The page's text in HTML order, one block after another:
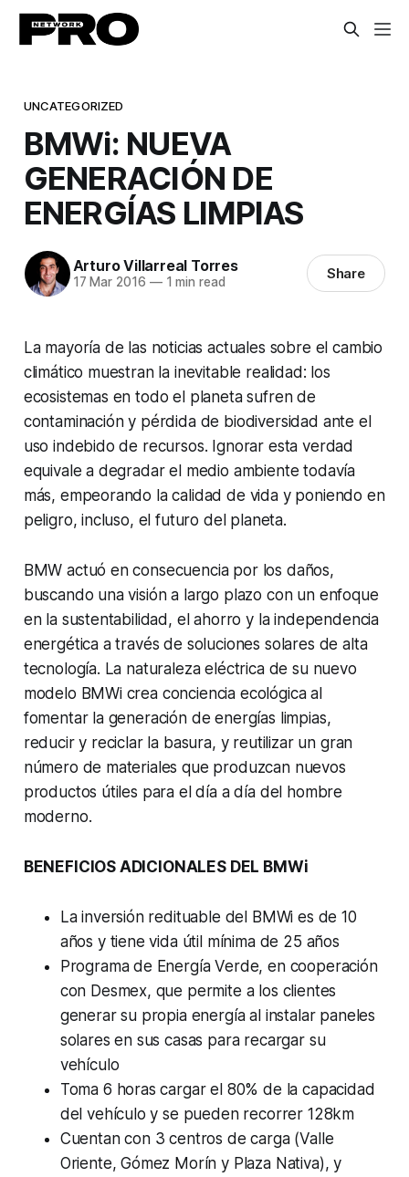
UNCATEGORIZED
BMWi: NUEVA
GENERACIÓN DE
ENERGÍAS LIMPIAS
Arturo Villarreal Torres
17 Mar 2016 —1 min read Share
La mayoría de las noticias actuales sobre el cambio
climático muestran la inevitable realidad: los
ecosistemas en todo el planeta sufren de
contaminación y pérdida de biodiversidad ante el
uso indebido de recursos. Ignorar esta verdad
equivale a degradar el medio ambiente todavía
más, empeorando la calidad de vida y poniendo en
peligro, incluso, el futuro del planeta.
BMW actuó en consecuencia por los daños,
buscando una visión a largo plazo con un enfoque
en la sustentabilidad, el ahorro y la independencia
energética a través de soluciones solares de alta
tecnología. La naturaleza eléctrica de su nuevo
modelo BMWi crea conciencia ecológica al
fomentar la generación de energías limpias,
reducir y reciclar la basura, y reutilizar un gran
número de materiales que produzcan nuevos
productos útiles para el día a día del hombre
moderno.
BENEFICIOS ADICIONALES DEL BMWi
La inversión redituable del BMWi es de 10
años y tiene vida útil mínima de 25 años
Programa de Energía Verde, en cooperación
con Desmex, que permite a los clientes
generar su propia energía al instalar paneles
solares en sus casas para recargar su
vehículo
Toma 6 horas cargar el 80% de la capacidad
del vehículo y se pueden recorrer 128km
Cuentan con 3 centros de carga (Valle
Oriente, Gómez Morín y Plaza Nativa), y